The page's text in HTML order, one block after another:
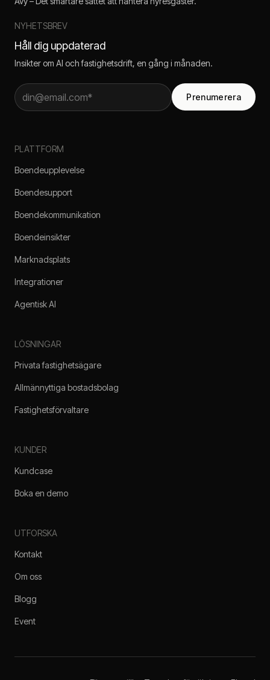
NYHETSBREV
Håll dig uppdaterad
Insikter om AI och fastighetsdrift, en gång i månaden.
Prenumerera
PLATTFORM
Boendeupplevelse
Boendesupport
Boendekommunikation
Boendeinsikter
Marknadsplats
Integrationer
Agentisk AI
LÖSNINGAR
Privata fastighetsägare
Allmännyttiga bostadsbolag
Fastighetsförvaltare
KUNDER
Kundcase
Boka en demo
UTFORSKA
Kontakt
Om oss
Blogg
Event